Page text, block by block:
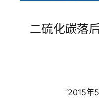
二硫化碳落